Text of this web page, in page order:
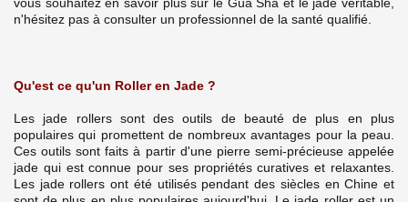
vous souhaitez en savoir plus sur le Gua Sha et le jade véritable,
n'hésitez pas à consulter un professionnel de la santé qualifié.
Qu'est ce qu'un Roller en Jade ?
Les jade rollers sont des outils de beauté de plus en plus
populaires qui promettent de nombreux avantages pour la peau.
Ces outils sont faits à partir d'une pierre semi-précieuse appelée
jade qui est connue pour ses propriétés curatives et relaxantes.
Les jade rollers ont été utilisés pendant des siècles en Chine et